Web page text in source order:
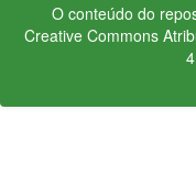
O conteúdo do
Creative Commons